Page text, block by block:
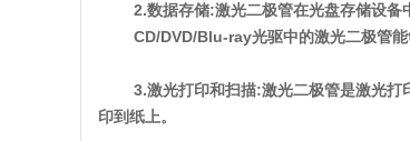
2.数据存储:激光二极管在光盘存储设备
CD/DVD/Blu-ray光驱中的激光二极管
3.激光打印和扫描:激光二极管是激光
印到纸上。